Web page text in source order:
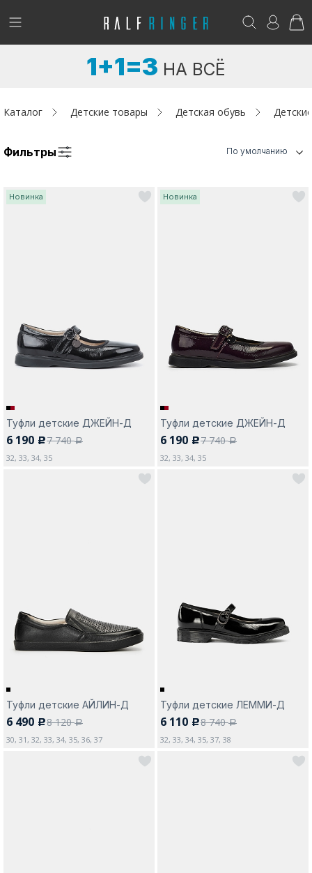
!
Женщинам
Да, все верно Изменить город
Возникли вопросы? - club@ralf.ru
1+1=3 НА ВСЁ
Каталог Детские товары Детская обувь
Фильтры По умолчанию
Новинка
Туфли детские ДЖЕЙН-Д
6 190 c7 740a
32, 33, 34, 35
Новинка
Туфли детские ДЖЕЙН-Д
6 190 c7 740a
32, 33, 34, 35
Туфли детские АЙЛИН-Д
6 490 c8 120a
30, 31, 32, 33, 34, 35, 36, 37
Туфли детские ЛЕММИ-Д
6 110 c8 740a
32, 33, 34, 35, 37, 38